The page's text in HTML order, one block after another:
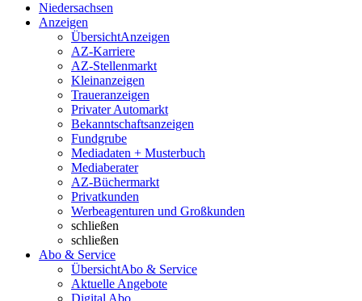
Niedersachsen
Anzeigen
ÜbersichtAnzeigen
AZ-Karriere
AZ-Stellenmarkt
Kleinanzeigen
Traueranzeigen
Privater Automarkt
Bekanntschaftsanzeigen
Fundgrube
Mediadaten + Musterbuch
Mediaberater
AZ-Büchermarkt
Privatkunden
Werbeagenturen und Großkunden
schließen
schließen
Abo & Service
ÜbersichtAbo & Service
Aktuelle Angebote
Digital Abo